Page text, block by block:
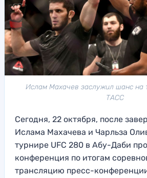
Ислам Махачев заслужил шанс на
ТАСС
Сегодня, 22 октября, после
Ислама Махачева и Чарльза
турнире UFC 280 в Абу-Даби
конференция по итогам
трансляцию пресс-